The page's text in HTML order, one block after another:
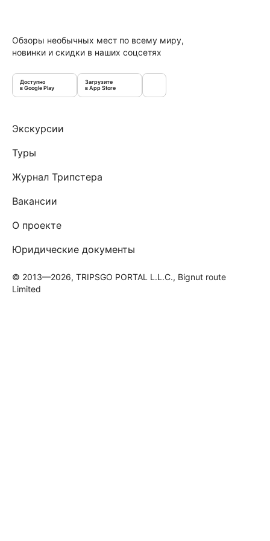
Обзоры необычных мест по всему миру,
новинки и скидки в наших соцсетях
Доступно
в Google Play
Загрузите
в App Store
Экскурсии
Туры
Журнал Трипстера
Вакансии
О проекте
Юридические документы
© 2013—2026, TRIPSGO PORTAL L.L.C., Bignut route
Limited